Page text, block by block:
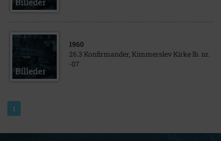
1960
26.3 Konfirmander, Kimmerslev Kirke lb. nr.
-07
1